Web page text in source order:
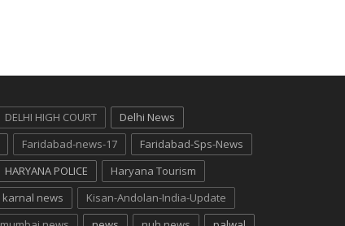
DELHI HIGH COURT
Delhi News
Faridabad-news-17
Faridabad-Sps-News
HARYANA POLICE
Haryana Tourism
karnal news
Kisan-Andolan-India-Update